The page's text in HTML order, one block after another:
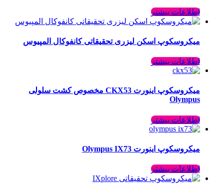
اطلاعات بیشتر
میکروسکوپ اسکن لیزری تحقیقاتی کانفوکال المپیوس
اطلاعات بیشتر
میکروسکوپ اینورت CKX53 مخصوص کشت سلولی
Olympus
اطلاعات بیشتر
میکروسکوپ اینورت Olympus IX73
اطلاعات بیشتر